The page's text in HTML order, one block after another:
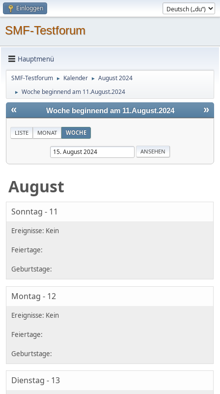
Einloggen
SMF-Testforum
Hauptmenü
SMF-Testforum ► Kalender ► August 2024
► Woche beginnend am 11.August.2024
« »
Woche beginnend am 11.August.2024
LISTE MONAT WOCHE
August
Sonntag - 11
Montag - 12
Dienstag - 13